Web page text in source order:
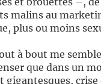
malins au
plus ou moins
à bout me
que dans un
gigantesques,